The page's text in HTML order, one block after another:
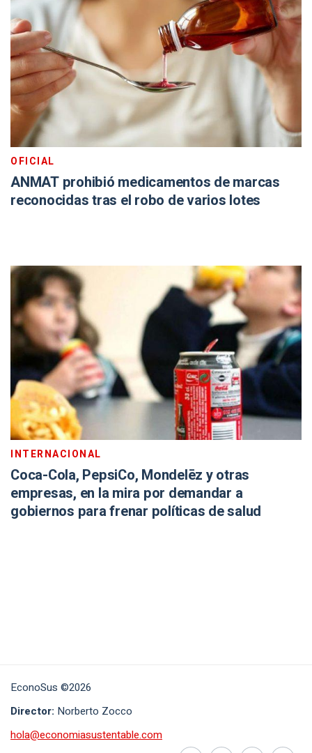
OFICIAL
ANMAT prohibió medicamentos de marcas
reconocidas tras el robo de varios lotes
INTERNACIONAL
Coca-Cola, PepsiCo, Mondelēz y otras
empresas, en la mira por demandar a
gobiernos para frenar políticas de salud
EconoSus ©2026
Director: Norberto Zocco
hola@economiasustentable.com